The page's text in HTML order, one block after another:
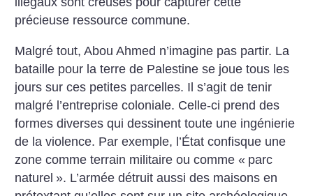
précieuse ressource commune.
Malgré tout, Abou Ahmed n’imagine pas partir. La
bataille pour la terre de Palestine se joue tous les
jours sur ces petites parcelles. Il s’agit de tenir
malgré l’entreprise coloniale. Celle-ci prend des
formes diverses qui dessinent toute une ingénierie
de la violence. Par exemple, l’État confisque une
zone comme terrain militaire ou comme « parc
naturel ». L’armée détruit aussi des maisons en